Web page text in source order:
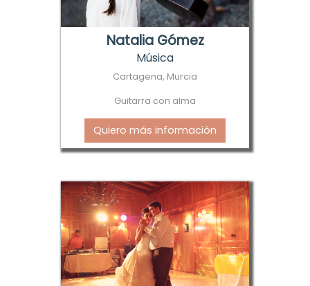
Natalia Gómez
Música
Cartagena, Murcia
Guitarra con alma
Quiero más información